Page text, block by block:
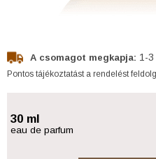
A csomagot megkapja: 1-3
Pontos tájékoztatást a rendelést
30 ml
eau de parfum